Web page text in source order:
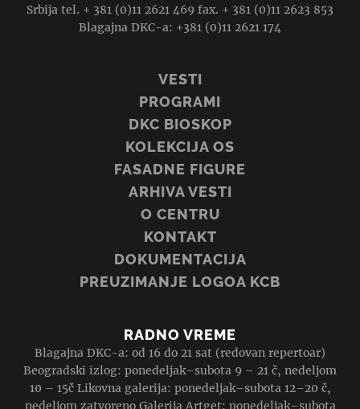
Srbija tel. + 381 (0)11 2621 469 fax. + 381 (0)11 2623 853
Blagajna DKC-a: +381 (0)11 2621 174
VESTI
PROGRAMI
DKC BIOSKOP
KOLEKCIJA OS
FASADNE FIGURE
ARHIVA VESTI
O CENTRU
KONTAKT
DOKUMENTACIJA
PREUZIMANJE LOGOA KCB
RADNO VREME
Blagajna DKC-a: od 16 do 21 sat (redovan repertoar)
Beogradski izlog: ponedeljak–subota 9 – 21 č, nedeljom
10 – 15č Likovna galerija: ponedeljak–subota 12–20 č,
nedeljom zatvoreno Galerija Artget: ponedeljak–subota